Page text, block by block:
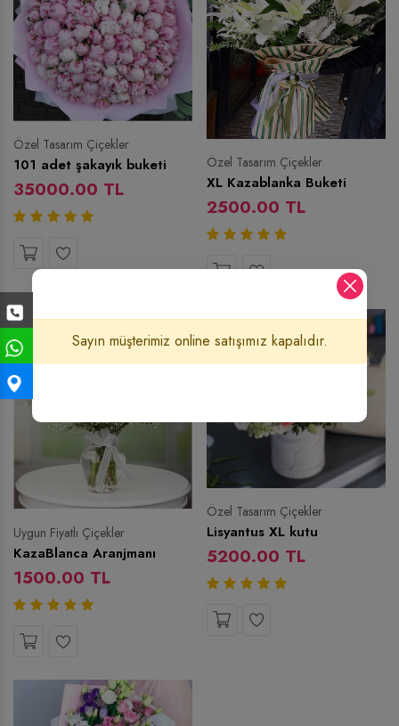
Özel Tasarım Çiçekler
101 adet şakayık buketi
35000.00 TL
Özel Tasarım Çiçekler
XL Kazablanka Buketi
2500.00 TL
Uygun Fiyatlı Çiçekler
KazaBlanca Aranjmanı
1500.00 TL
Özel Tasarım Çiçekler
Lisyantus XL kutu
5200.00 TL
Sayın müşterimiz online satışımız kapalıdır.